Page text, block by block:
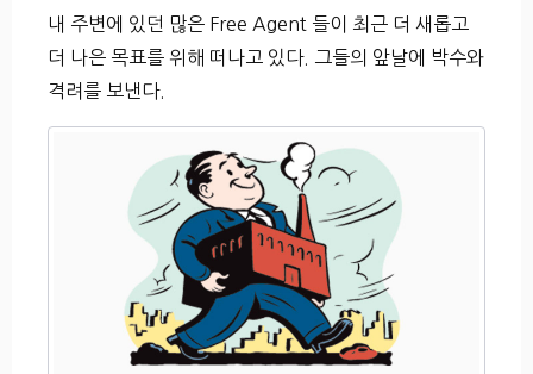
내 주변에 있던 많은 Free Agent 들이 최근 더 새롭고
더 나은 목표를 위해 떠나고 있다. 그들의 앞날에 박수와
격려를 보낸다.